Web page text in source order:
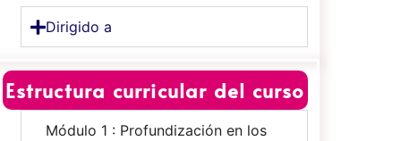
Dirigido a
Estructura curricular del curso
Módulo 1 : Profundización en los